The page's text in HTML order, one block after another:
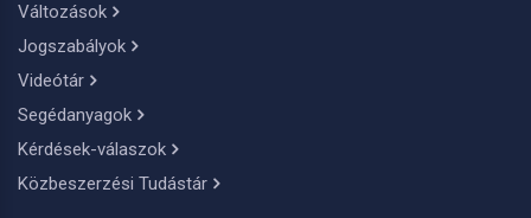
Változások
Jogszabályok
Videótár
Segédanyagok
Kérdések-válaszok
Közbeszerzési Tudástár